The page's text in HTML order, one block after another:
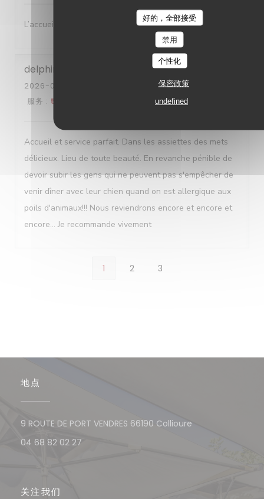
好的，全部接受
禁用
个性化
保密政策
undefined
L’accueil , le cadre , les plats sont délicats et succulents
delphine
2026-08-01
服务 : 5 质价比: 4/5
Accueil et service parfait. Dans les assiettes des mets
délicieux. Lieu de toute beauté. En revanche pénible de
devoir subir les gens qui ne peuvent pas s'empêcher de
venir dîner avec leur chien quand on est allergique aux
poils d'animaux!!! Nous reviendrons encore et encore et
encore... Je recommande vivement
1 2 3
地点
9 ROUTE DE PORT VENDRES 66190 Collioure
04 68 82 02 27
关注我们